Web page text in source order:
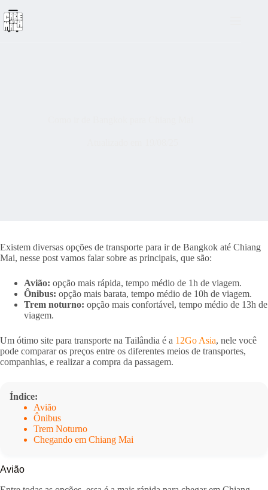
para
Existem diversas opções de transporte para ir de Bangkok até Chiang
Mai, nesse post vamos falar sobre as principais, que são:
Avião: opção mais rápida, tempo médio de 1h de viagem.
Ônibus: opção mais barata, tempo médio de 10h de viagem.
Trem noturno: opção mais confortável, tempo médio de 13h de
viagem.
Um ótimo site para transporte na Tailândia é a 12Go Asia, nele você
pode comparar os preços entre os diferentes meios de transportes,
companhias, e realizar a compra da passagem.
Índice:
Avião
Ônibus
Trem Noturno
Chegando em Chiang Mai
Avião